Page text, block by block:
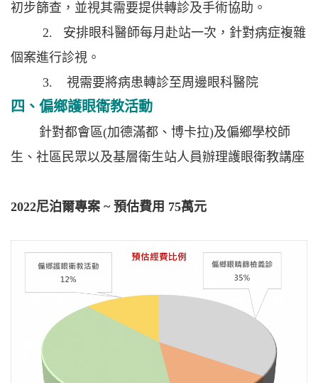
初步篩查，並視其需要提供轉診及手術協助。
2. 安排眼科醫師每月赴站一次，針對病症複雜
個案進行診視。
3. 視需要將病患轉診至周邊眼科醫院
四、偏鄉護眼衛教活動
針對都會區(加德滿都、博卡拉)及偏鄉學校師
生、社區民眾以及基層衛生站人員辦理護眼衛教講座
2022尼泊爾專案 ~ 預估費用 75萬元